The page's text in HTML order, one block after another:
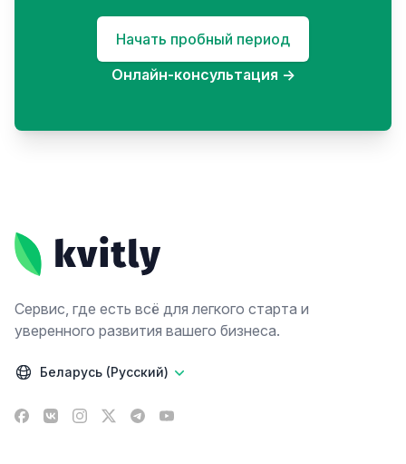
Начать пробный период
Онлайн-консультация →
Сервис, где есть всё для легкого старта и
уверенного развития вашего бизнеса.
Беларусь (Русский)
Facebook
VK Instagram
X TelegramYouTube